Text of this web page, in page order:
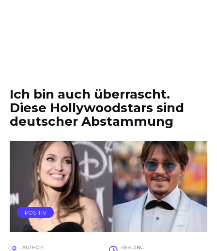
Ich bin auch überrascht.
Diese Hollywoodstars sind
deutscher Abstammung
POSITIV
AUTHOR READING